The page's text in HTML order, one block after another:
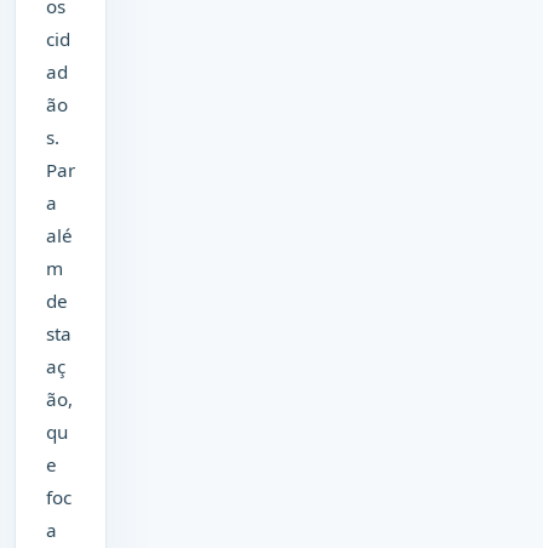
os
cid
ad
ão
s.
Par
a
alé
m
de
sta
aç
ão,
qu
e
foc
a